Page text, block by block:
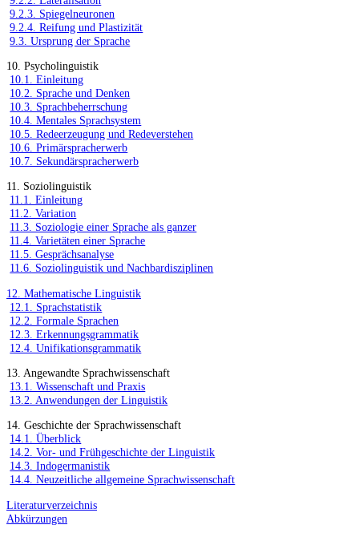
9.2.3. Spiegelneuronen
9.2.4. Reifung und Plastizität
9.3. Ursprung der Sprache
10. Psycholinguistik
10.1. Einleitung
10.2. Sprache und Denken
10.3. Sprachbeherrschung
10.4. Mentales Sprachsystem
10.5. Redeerzeugung und Redeverstehen
10.6. Primärspracherwerb
10.7. Sekundärspracherwerb
11. Soziolinguistik
11.1. Einleitung
11.2. Variation
11.3. Soziologie einer Sprache als ganzer
11.4. Varietäten einer Sprache
11.5. Gesprächsanalyse
11.6. Soziolinguistik und Nachbardisziplinen
12. Mathematische Linguistik
12.1. Sprachstatistik
12.2. Formale Sprachen
12.3. Erkennungsgrammatik
12.4. Unifikationsgrammatik
13. Angewandte Sprachwissenschaft
13.1. Wissenschaft und Praxis
13.2. Anwendungen der Linguistik
14. Geschichte der Sprachwissenschaft
14.1. Überblick
14.2. Vor- und Frühgeschichte der Linguistik
14.3. Indogermanistik
14.4. Neuzeitliche allgemeine Sprachwissenschaft
Literaturverzeichnis
Abkürzungen